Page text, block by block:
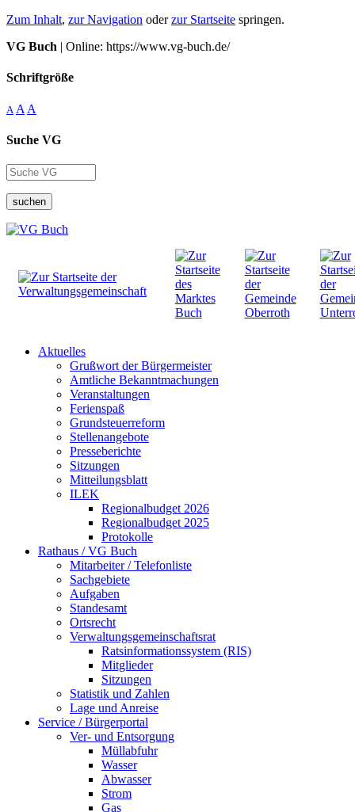
Zum Inhalt, zur Navigation oderzur Startseite springen.
VG Buch | Online: https://www.vg-buch.de/
Schriftgröße
A A A
Suche VG
suchen
Aktuelles
Grußwort der Bürgermeister
Amtliche Bekanntmachungen
Veranstaltungen
Ferienspaß
Grundsteuerreform
Stellenangebote
Presseberichte
Sitzungen
Mitteilungsblatt
ILEK
Regionalbudget 2026
Regionalbudget 2025
Protokolle
Rathaus / VG Buch
Mitarbeiter / Telefonliste
Sachgebiete
Aufgaben
Standesamt
Ortsrecht
Verwaltungsgemeinschaftsrat
Ratsinformationssystem (RIS)
Mitglieder
Sitzungen
Statistik und Zahlen
Lage und Anreise
Service / Bürgerportal
Ver- und Entsorgung
Müllabfuhr
Wasser
Abwasser
Strom
Gas